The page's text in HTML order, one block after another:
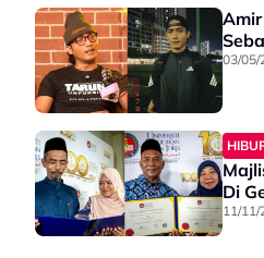
03/05/
Di
11/11/